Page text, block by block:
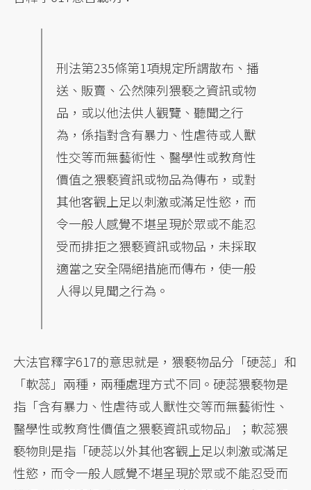
刑法第235條第1項規定所謂散布、播
送、販賣、公然陳列猥褻之資訊或物
品，或以他法供人觀覽、聽聞之行
為，係指對含有暴力、性虐待或人獸
性交等而無藝術性、醫學性或教育性
價值之猥褻資訊或物品為傳布，或對
其他客觀上足以刺激或滿足性慾，而
令一般人感覺不堪呈現於眾或不能忍
受而排拒之猥褻資訊或物品，未採取
適當之安全隔絕措施而傳布，使一般
人得以見聞之行為。
大法官釋字617的意思就是，猥褻物品分「硬蕊」和
「軟蕊」兩種，兩種處理方式不同。硬蕊猥褻物是
指「含有暴力、性虐待或人獸性交等而無藝術性、
醫學性或教育性價值之猥褻資訊或物品」；軟蕊猥
褻物則是指「硬蕊以外其他客觀上足以刺激或滿足
性慾，而令一般人感覺不堪呈現於眾或不能忍受而